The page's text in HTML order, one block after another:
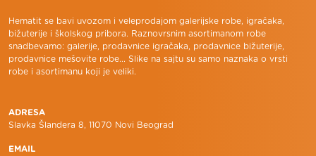
Hematit se bavi uvozom i veleprodajom galerijske robe, igračaka,
bižuterije i školskog pribora. Raznovrsnim asortimanom robe
snadbevamo: galerije, prodavnice igračaka, prodavnice bižuterije,
prodavnice mešovite robe... Slike na sajtu su samo naznaka o vrsti
robe i asortimanu koji je veliki.
ADRESA
Slavka Šlandera 8, 11070 Novi Beograd
EMAIL